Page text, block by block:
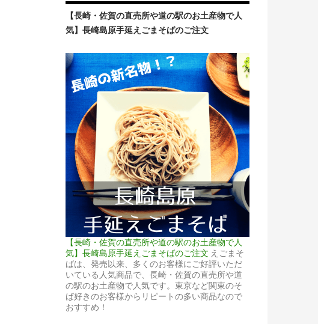
【長崎・佐賀の直売所や道の駅のお土産物で人
気】長崎島原手延えごまそばのご注文
【長崎・佐賀の直売所や道の駅のお土産物で人
気】長崎島原手延えごまそばのご注文 えごまそ
ばは、発売以来、多くのお客様にご好評いただ
いている人気商品で、長崎・佐賀の直売所や道
の駅のお土産物で人気です。東京など関東のそ
ば好きのお客様からリピートの多い商品なので
おすすめ！